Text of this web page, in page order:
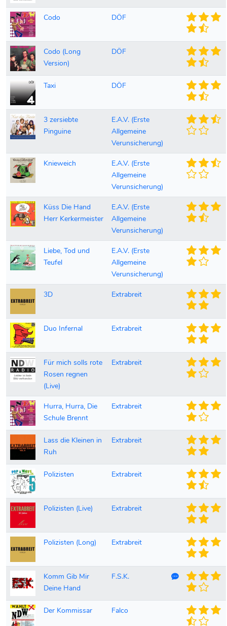
Codo DÖF
Codo (Long
Version)
DÖF
Taxi DÖF
3 zersiebte
Pinguine
E.A.V. (Erste
Allgemeine
Verunsicherung)
Knieweich
E.A.V. (Erste
Allgemeine
Verunsicherung)
Küss Die Hand
Herr Kerkermeister
E.A.V. (Erste
Allgemeine
Verunsicherung)
Liebe, Tod und
Teufel
E.A.V. (Erste
Allgemeine
Verunsicherung)
3D
Extrabreit
Duo Infernal Extrabreit
Für mich solls rote
Rosen regnen
(Live)
Extrabreit
Hurra, Hurra, Die
Schule Brennt
Extrabreit
Lass die Kleinen in
Ruh
Extrabreit
Polizisten Extrabreit
Polizisten (Live) Extrabreit
Polizisten (Long) Extrabreit
Komm Gib Mir
Deine Hand
F.S.K. Kommentare
Der Kommissar Falco